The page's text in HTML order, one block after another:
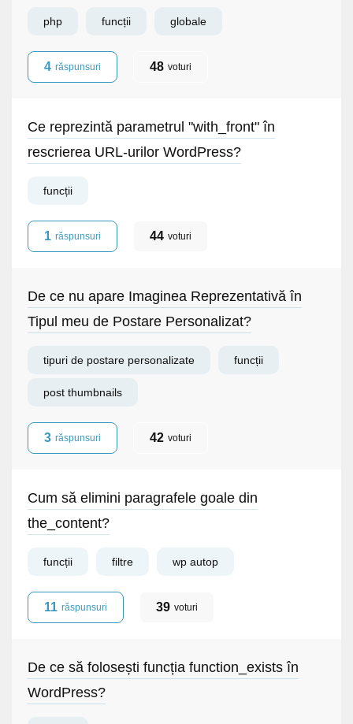
php funcții globale
4 răspunsuri 48 voturi
Ce reprezintă parametrul "with_front" în
rescrierea URL-urilor WordPress?
funcții
1 răspunsuri 44 voturi
De ce nu apare Imaginea Reprezentativă în
Tipul meu de Postare Personalizat?
tipuri de postare personalizate funcții
post thumbnails
3 răspunsuri 42 voturi
Cum să elimini paragrafele goale din
the_content?
funcții filtre wp autop
11 răspunsuri 39 voturi
De ce să folosești funcția function_exists în
WordPress?